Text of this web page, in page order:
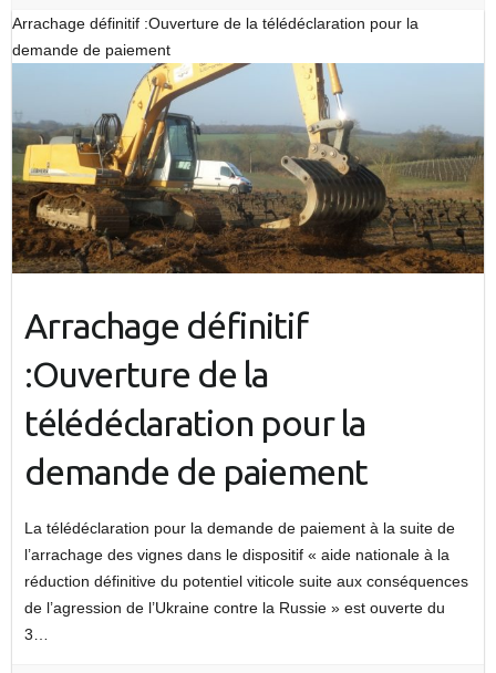
Arrachage définitif :Ouverture de la télédéclaration pour la
demande de paiement
Arrachage définitif
:Ouverture de la
télédéclaration pour la
demande de paiement
La télédéclaration pour la demande de paiement à la suite de
l’arrachage des vignes dans le dispositif « aide nationale à la
réduction définitive du potentiel viticole suite aux conséquences
de l’agression de l’Ukraine contre la Russie » est ouverte du
3…